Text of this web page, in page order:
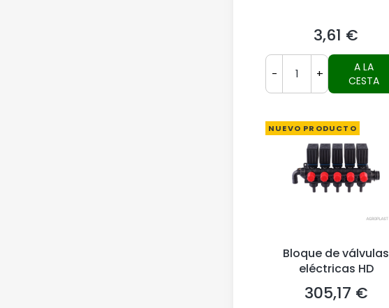
Precio
3,61 €
- +
A LA
CESTA
NUEVO PRODUCTO
Bloque de válvulas
eléctricas HD
Precio
305,17 €